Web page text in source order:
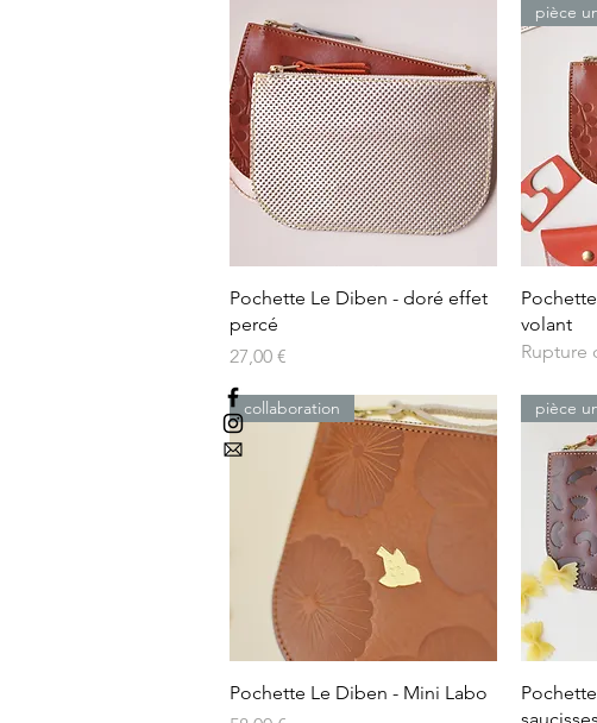
Aperçu rapide
Pochette Le Diben - doré effet
percé
Prix
27,00 €
pièce
volant
Rupture
Aperçu rapide
collaboration
Pochette Le Diben - Mini Labo
pièce